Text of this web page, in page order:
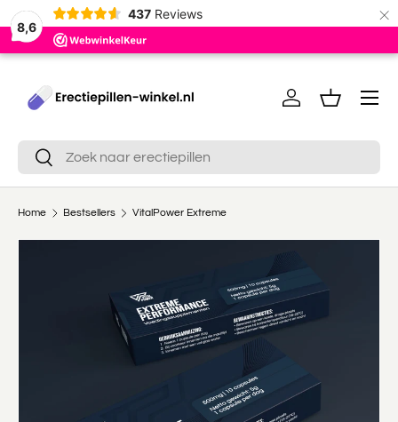
8,6
437 Reviews ×
Ga naar inhoud
Zoeken
Zoeken
InloggenMandje
Menu
Home Bestsellers VitalPower Extreme